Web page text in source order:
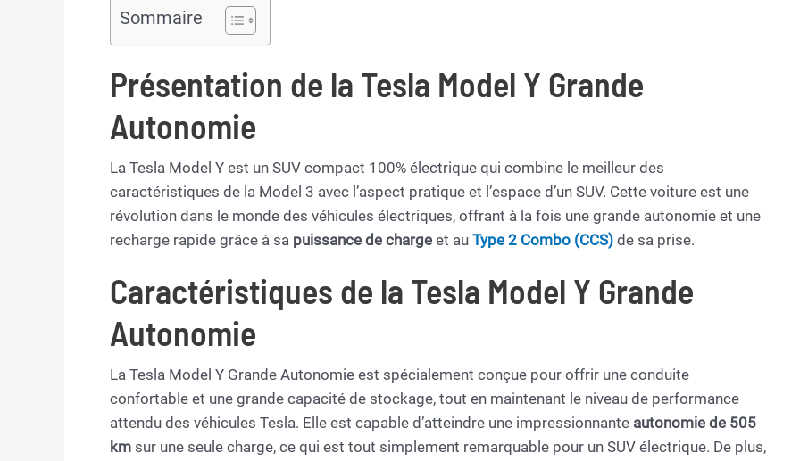
Sommaire
Présentation de la Tesla Model Y Grande
Autonomie
La Tesla Model Y est un SUV compact 100% électrique qui combine le meilleur des
caractéristiques de la Model 3 avec l’aspect pratique et l’espace d’un SUV. Cette voiture est une
révolution dans le monde des véhicules électriques, offrant à la fois une grande autonomie et une
recharge rapide grâce à sa puissance de charge et au Type 2 Combo (CCS) de sa prise.
Caractéristiques de la Tesla Model Y Grande
Autonomie
La Tesla Model Y Grande Autonomie est spécialement conçue pour offrir une conduite
confortable et une grande capacité de stockage, tout en maintenant le niveau de performance
attendu des véhicules Tesla. Elle est capable d’atteindre une impressionnante autonomie de 505
km sur une seule charge, ce qui est tout simplement remarquable pour un SUV électrique. De plus,